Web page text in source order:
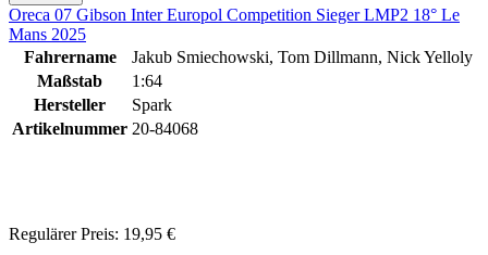
Oreca 07 Gibson Inter Europol Competition Sieger LMP2 18° Le
Mans 2025
Fahrername
Jakub Smiechowski, Tom Dillmann, Nick Yelloly
Maßstab
1:64
Hersteller
Spark
Artikelnummer 20-84068
Regulärer Preis: 19,95 €